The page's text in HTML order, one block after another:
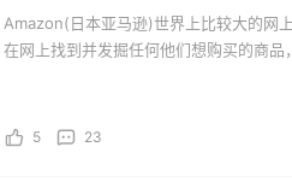
Amazon(日本亚马逊)世界上比较大的网
在网上找到并发掘任何他们想购买的商
5 23